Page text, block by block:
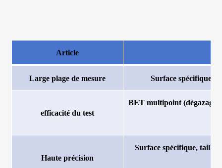
Article
Large plage de mesure Surface spécifique :
efficacité du test
BET multipoint (dégazage
Haute précision
Surface spécifique, taille